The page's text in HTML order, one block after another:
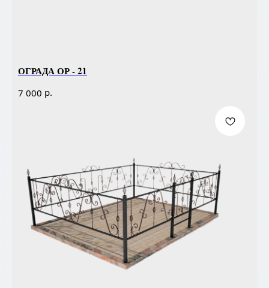
ОГРАДА ОР - 21
7 000 р.